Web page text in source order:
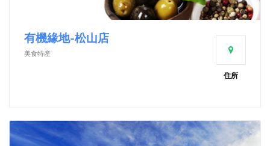
有機緣地-松山店
美食特産
住所